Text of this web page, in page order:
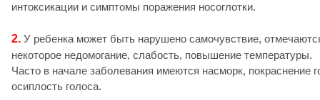
интоксикации и симптомы поражения носоглотки.
2. У ребенка может быть нарушено самочувствие,
некоторое недомогание, слабость, повышение температуры.
Часто в начале заболевания имеются насморк, покраснение
осиплость голоса.